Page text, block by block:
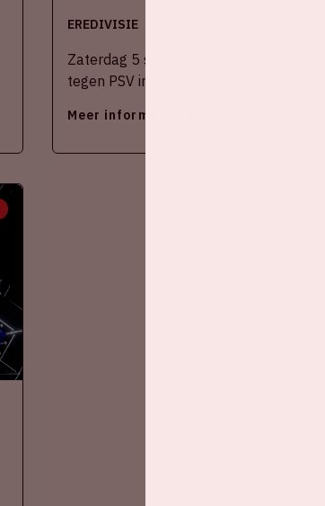
EREDIVISIE
Zaterdag 5 september 2026 speelt Ajax
tegen PSV in de Johan Cruijff ArenA.
Meer informatie